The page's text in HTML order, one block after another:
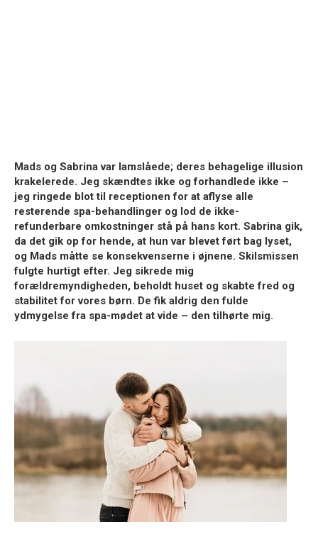
Mads og Sabrina var lamslåede; deres behagelige illusion
krakelerede. Jeg skændtes ikke og forhandlede ikke –
jeg ringede blot til receptionen for at aflyse alle
resterende spa-behandlinger og lod de ikke-
refunderbare omkostninger stå på hans kort. Sabrina gik,
da det gik op for hende, at hun var blevet ført bag lyset,
og Mads måtte se konsekvenserne i øjnene. Skilsmissen
fulgte hurtigt efter. Jeg sikrede mig
forældremyndigheden, beholdt huset og skabte fred og
stabilitet for vores børn. De fik aldrig den fulde
ydmygelse fra spa-mødet at vide – den tilhørte mig.